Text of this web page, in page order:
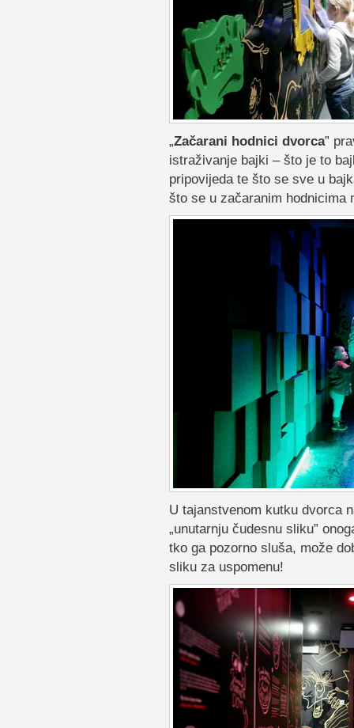
„Začarani hodnici dvorca”
istraživanje bajki – što je to
pripovijeda te što se sve u
što se u začaranim
U tajanstvenom kutku dvorca
„unutarnju čudesnu sliku”
tko ga pozorno sluša, može
sliku za uspomenu!